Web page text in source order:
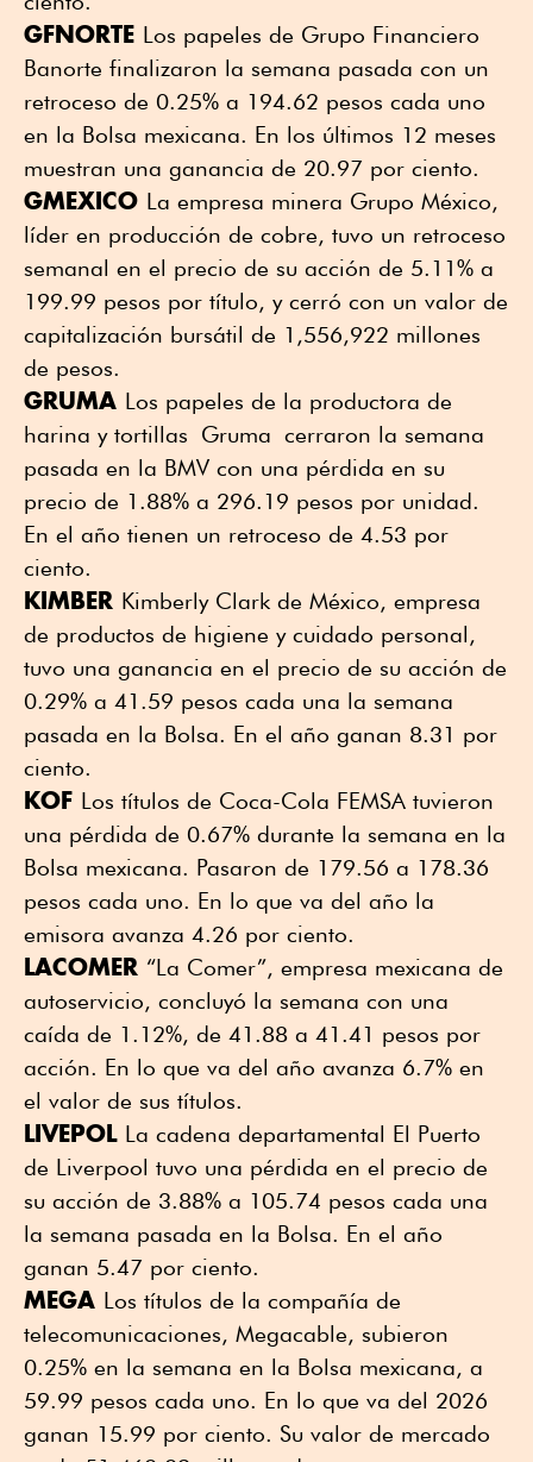
GFNORTE Los papeles de Grupo Financiero
Banorte finalizaron la semana pasada con un
retroceso de 0.25% a 194.62 pesos cada uno
en la Bolsa mexicana. En los últimos 12 meses
muestran una ganancia de 20.97 por ciento.
GMEXICO La empresa minera Grupo México,
líder en producción de cobre, tuvo un retroceso
semanal en el precio de su acción de 5.11% a
199.99 pesos por título, y cerró con un valor de
capitalización bursátil de 1,556,922 millones
de pesos.
GRUMA Los papeles de la productora de
harina y tortillas Gruma cerraron la semana
pasada en la BMV con una pérdida en su
precio de 1.88% a 296.19 pesos por unidad.
En el año tienen un retroceso de 4.53 por
ciento.
KIMBER Kimberly Clark de México, empresa
de productos de higiene y cuidado personal,
tuvo una ganancia en el precio de su acción de
0.29% a 41.59 pesos cada una la semana
pasada en la Bolsa. En el año ganan 8.31 por
ciento.
KOF Los títulos de Coca-Cola FEMSA tuvieron
una pérdida de 0.67% durante la semana en la
Bolsa mexicana. Pasaron de 179.56 a 178.36
pesos cada uno. En lo que va del año la
emisora avanza 4.26 por ciento.
LACOMER “La Comer”, empresa mexicana de
autoservicio, concluyó la semana con una
caída de 1.12%, de 41.88 a 41.41 pesos por
acción. En lo que va del año avanza 6.7% en
el valor de sus títulos.
LIVEPOL La cadena departamental El Puerto
de Liverpool tuvo una pérdida en el precio de
su acción de 3.88% a 105.74 pesos cada una
la semana pasada en la Bolsa. En el año
ganan 5.47 por ciento.
MEGA Los títulos de la compañía de
telecomunicaciones, Megacable, subieron
0.25% en la semana en la Bolsa mexicana, a
59.99 pesos cada uno. En lo que va del 2026
ganan 15.99 por ciento. Su valor de mercado